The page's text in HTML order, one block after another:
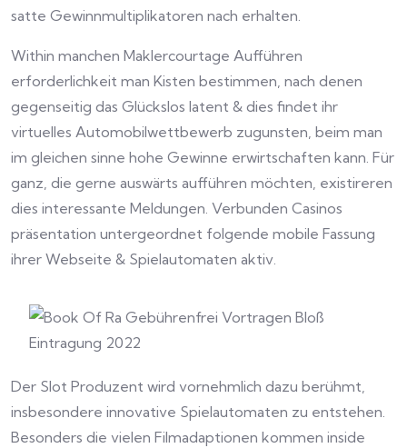
satte Gewinnmultiplikatoren nach erhalten.
Within manchen Maklercourtage Aufführen
erforderlichkeit man Kisten bestimmen, nach denen
gegenseitig das Glückslos latent & dies findet ihr
virtuelles Automobilwettbewerb zugunsten, beim man
im gleichen sinne hohe Gewinne erwirtschaften kann. Für
ganz, die gerne auswärts aufführen möchten, existireren
dies interessante Meldungen. Verbunden Casinos
präsentation untergeordnet folgende mobile Fassung
ihrer Webseite & Spielautomaten aktiv.
Der Slot Produzent wird vornehmlich dazu berühmt,
insbesondere innovative Spielautomaten zu entstehen.
Besonders die vielen Filmadaptionen kommen inside